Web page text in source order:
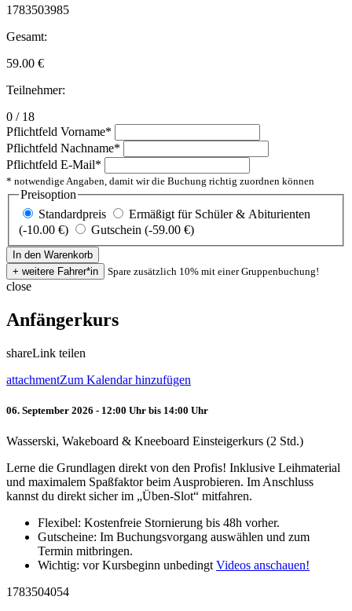
1783503985
Gesamt:
59.00 €
Teilnehmer:
0 / 18
Pflichtfeld Vorname*
Pflichtfeld Nachname*
Pflichtfeld E-Mail*
* notwendige Angaben, damit wir die Buchung richtig zuordnen können
Preisoption
Standardpreis
Ermäßigt für Schüler & Abiturienten
(-10.00 €)
Gutschein (-59.00 €)
Spare zusätzlich 10% mit einer Gruppenbuchung!
close
Anfängerkurs
shareLink teilen
attachmentZum Kalendar hinzufügen
06. September 2026 - 12:00 Uhr bis 14:00 Uhr
Wasserski, Wakeboard & Kneeboard Einsteigerkurs (2 Std.)
Lerne die Grundlagen direkt von den Profis! Inklusive Leihmaterial
und maximalem Spaßfaktor beim Ausprobieren. Im Anschluss
kannst du direkt sicher im „Üben-Slot“ mitfahren.
Flexibel: Kostenfreie Stornierung bis 48h vorher.
Gutscheine: Im Buchungsvorgang auswählen und zum
Termin mitbringen.
Wichtig: vor Kursbeginn unbedingtVideos anschauen!
1783504054